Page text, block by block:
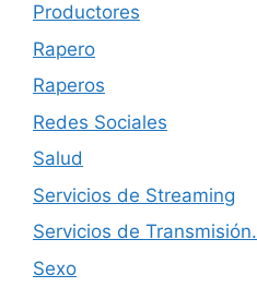
Productores
Rapero
Raperos
Redes Sociales
Salud
Servicios de Streaming
Servicios de Transmisión.
Sexo